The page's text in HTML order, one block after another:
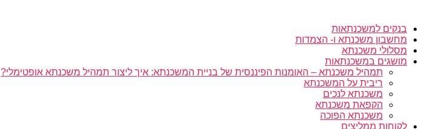
בנקים למשכנתאות
מחשבון משכנתא ו- הצמדות
מסלולי משכנתא
מושגים במשכנתאות
תמהיל משכנתא – האומנות הפיננסית של בניית המשכנתא: איך ליצור תמהיל משכנתא אופטימלי?
ריבית על המשכנתא
משכנתא לנכים
הקפאת משכנתא
משכנתא הפוכה
לקוחות ממליצים